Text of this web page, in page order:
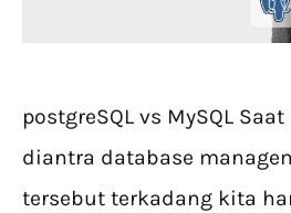
postgreSQL vs MySQL
diantra database
tersebut terkadang kita